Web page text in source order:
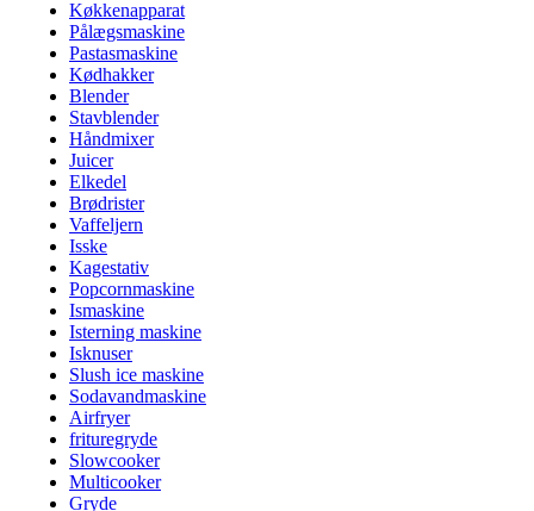
Køkkenapparat
Pålægsmaskine
Pastasmaskine
Kødhakker
Blender
Stavblender
Håndmixer
Juicer
Elkedel
Brødrister
Vaffeljern
Isske
Kagestativ
Popcornmaskine
Ismaskine
Isterning maskine
Isknuser
Slush ice maskine
Sodavandmaskine
Airfryer
frituregryde
Slowcooker
Multicooker
Gryde